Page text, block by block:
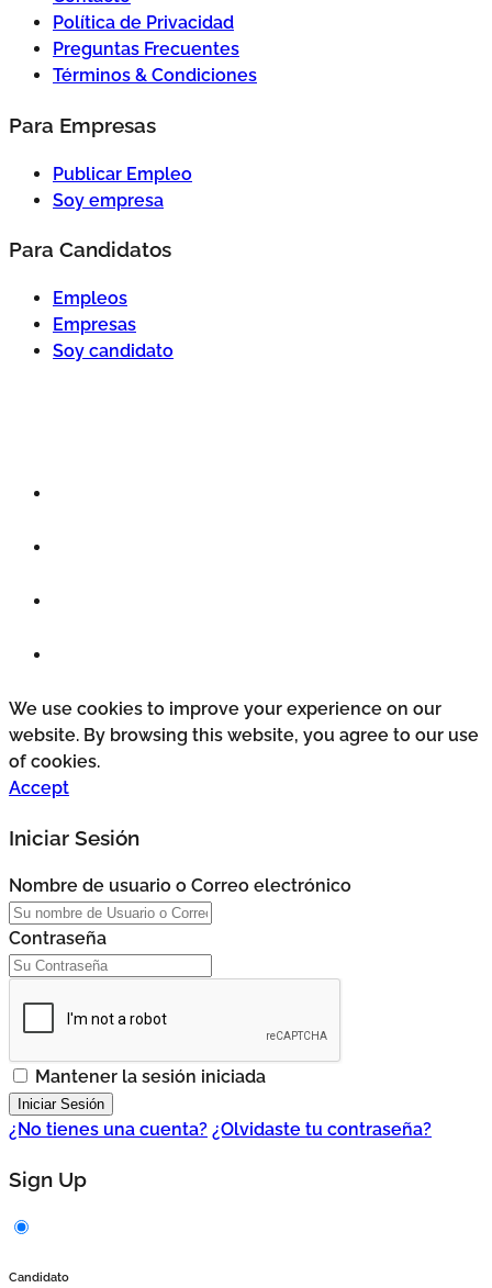
Política de Privacidad
Preguntas Frecuentes
Términos & Condiciones
Para Empresas
Publicar Empleo
Soy empresa
Para Candidatos
Empleos
Empresas
Soy candidato
We use cookies to improve your experience on our
website. By browsing this website, you agree to our use
of cookies.
Accept
Iniciar Sesión
Nombre de usuario o Correo electrónico
Contraseña
Mantener la sesión iniciada
¿No tienes una cuenta? ¿Olvidaste tu contraseña?
Sign Up
Candidato